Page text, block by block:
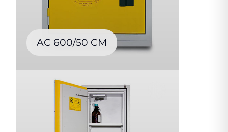
AC 600/50 CM